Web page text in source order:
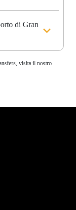
di Gran
visita il nostro